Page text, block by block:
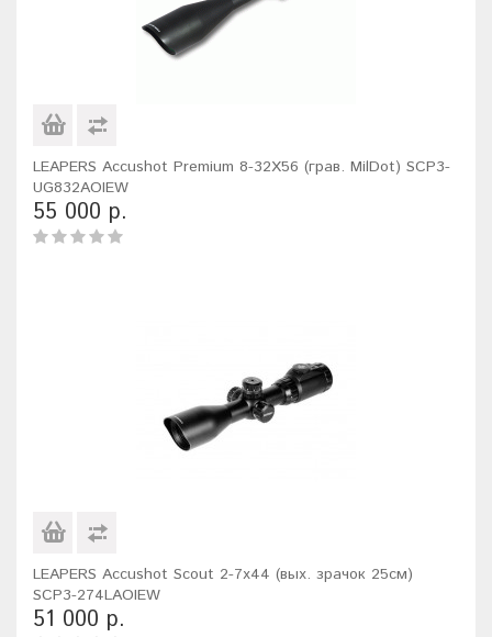
LEAPERS Accushot Premium 8-32X56 (грав. MilDot) SCP3-
UG832AOIEW
55 000 р.
LEAPERS Accushot Scout 2-7x44 (вых. зрачок 25см)
SCP3-274LAOIEW
51 000 р.